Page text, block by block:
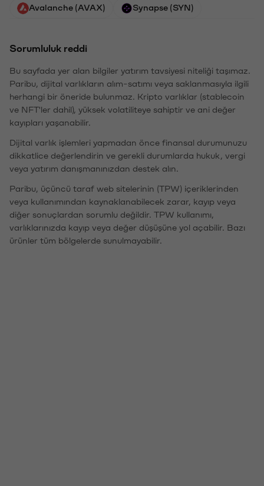
Avalanche (AVAX) Synapse (SYN)
Sorumluluk reddi
Bu sayfada yer alan bilgiler yatırım tavsiyesi niteliği taşımaz.
Paribu, dijital varlıkların alım-satımı veya saklanmasıyla ilgili
herhangi bir öneride bulunmaz. Kripto varlıklar (stablecoin
ve NFT'ler dahil), yüksek volatiliteye sahiptir ve ani değer
kayıpları yaşanabilir.
Dijital varlık işlemleri yapmadan önce finansal durumunuzu
dikkatlice değerlendirin ve gerekli durumlarda hukuk, vergi
veya yatırım danışmanınızdan destek alın.
Paribu, üçüncü taraf web sitelerinin (TPW) içeriklerinden
veya kullanımından kaynaklanabilecek zarar, kayıp veya
diğer sonuçlardan sorumlu değildir. TPW kullanımı,
varlıklarınızda kayıp veya değer düşüşüne yol açabilir. Bazı
ürünler tüm bölgelerde sunulmayabilir.